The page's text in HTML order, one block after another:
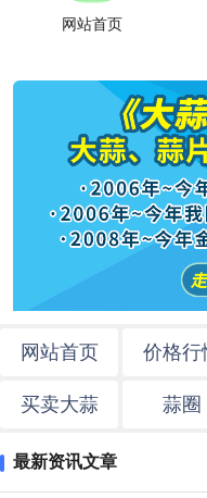
网站首页
网站首页 价格行
买卖大蒜 蒜圈
最新资讯文章